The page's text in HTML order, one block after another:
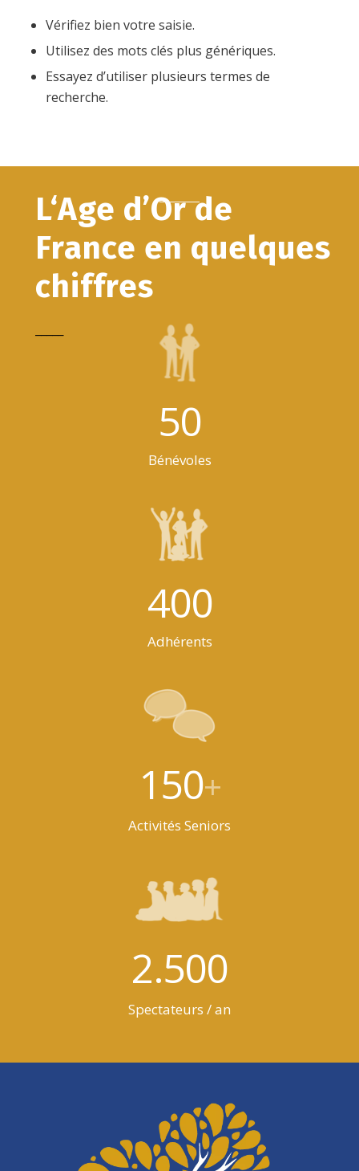
Vérifiez bien votre saisie.
Utilisez des mots clés plus génériques.
Essayez d’utiliser plusieurs termes de
recherche.
L‘Age d’Or de
France en quelques
chiffres
50
Bénévoles
400
Adhérents
150+
Activités Seniors
2.500
Spectateurs / an